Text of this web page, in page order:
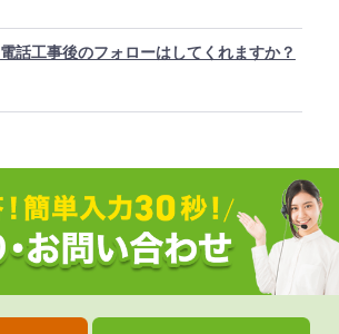
電話工事後のフォローはしてくれますか？